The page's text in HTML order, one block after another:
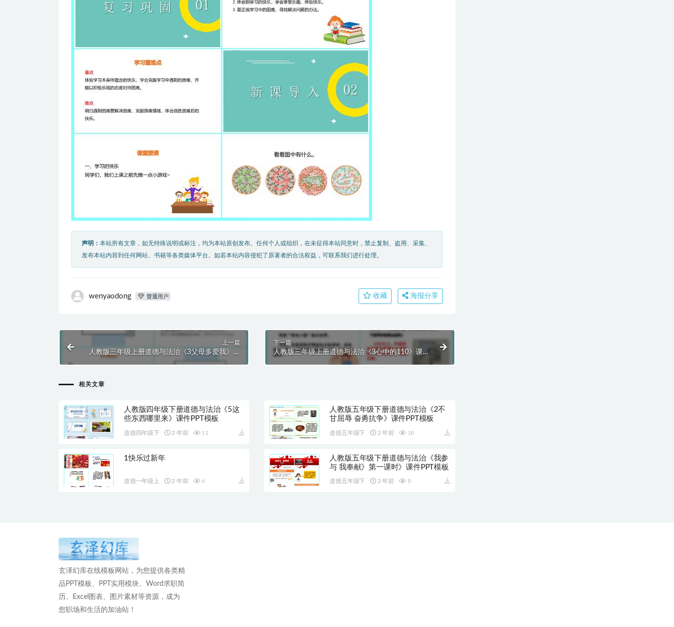
声明： 本站所有文章，如无特殊说明或标注，均为本站原创发布。任何个人或组织，在未征得本站同意时，禁止复制、盗用、采集、
发布本站内容到任何网站、书籍等各类媒体平台。如若本站内容侵犯了原著者的合法权益，可联系我们进行处理。
wenyaodong 普通用户 收藏 海报分享
上一篇
人教版三年级上册道德与法治《3父母多爱我》课
件PPT模板
下一篇
人教版三年级上册道德与法治《3心中的110》课件
相关文章
人教版四年级下册道德与法治《5这
些东西哪里来》课件PPT模板
道德四年级下 2 年前 11
人教版五年级下册道德与法治《2不
甘屈辱 奋勇抗争》课件PPT模板
道德五年级下 2 年前 18
1快乐过新年
道德一年级上 2 年前 6
人教版五年级下册道德与法治《我参
与 我奉献》第一课时》课件PPT模板
道德五年级下 2 年前 8
玄泽幻库在线模板网站，为您提供各类精
品PPT模板、PPT实用模块、Word求职简
历、Excel图表、图片素材等资源，成为
您职场和生活的加油站！